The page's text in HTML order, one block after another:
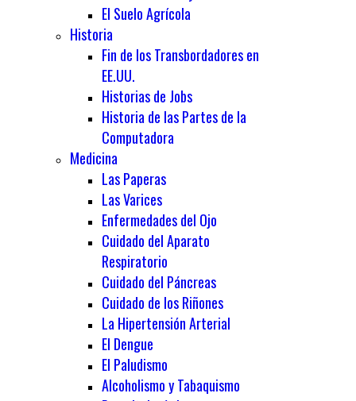
El Suelo Agrícola
Historia
Fin de los Transbordadores en
EE.UU.
Historias de Jobs
Historia de las Partes de la
Computadora
Medicina
Las Paperas
Las Varices
Enfermedades del Ojo
Cuidado del Aparato
Respiratorio
Cuidado del Páncreas
Cuidado de los Riñones
La Hipertensión Arterial
El Dengue
El Paludismo
Alcoholismo y Tabaquismo